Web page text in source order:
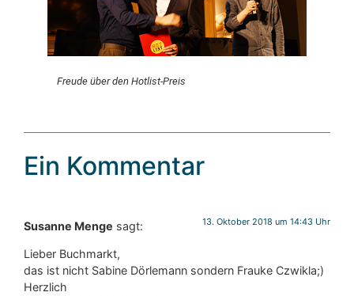
Freude über den Hotlist-Preis
Ein Kommentar
Susanne Menge sagt: 13. Oktober 2018 um 14:43 Uhr
Lieber Buchmarkt,
das ist nicht Sabine Dörlemann sondern Frauke Czwikla;)
Herzlich